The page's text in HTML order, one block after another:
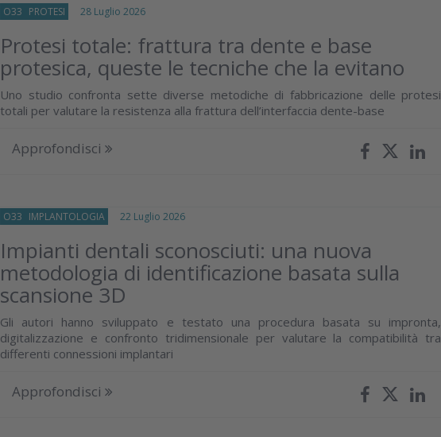
O33 PROTESI 28 Luglio 2026
Protesi totale: frattura tra dente e base
protesica, queste le tecniche che la evitano
Uno studio confronta sette diverse metodiche di fabbricazione delle protesi
totali per valutare la resistenza alla frattura dell’interfaccia dente-base
Approfondisci
O33 IMPLANTOLOGIA 22 Luglio 2026
Impianti dentali sconosciuti: una nuova
metodologia di identificazione basata sulla
scansione 3D
Gli autori hanno sviluppato e testato una procedura basata su impronta,
digitalizzazione e confronto tridimensionale per valutare la compatibilità tra
differenti connessioni implantari
Approfondisci